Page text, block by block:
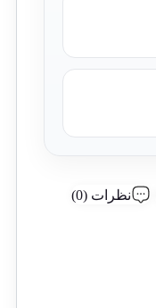
نظرات (0)